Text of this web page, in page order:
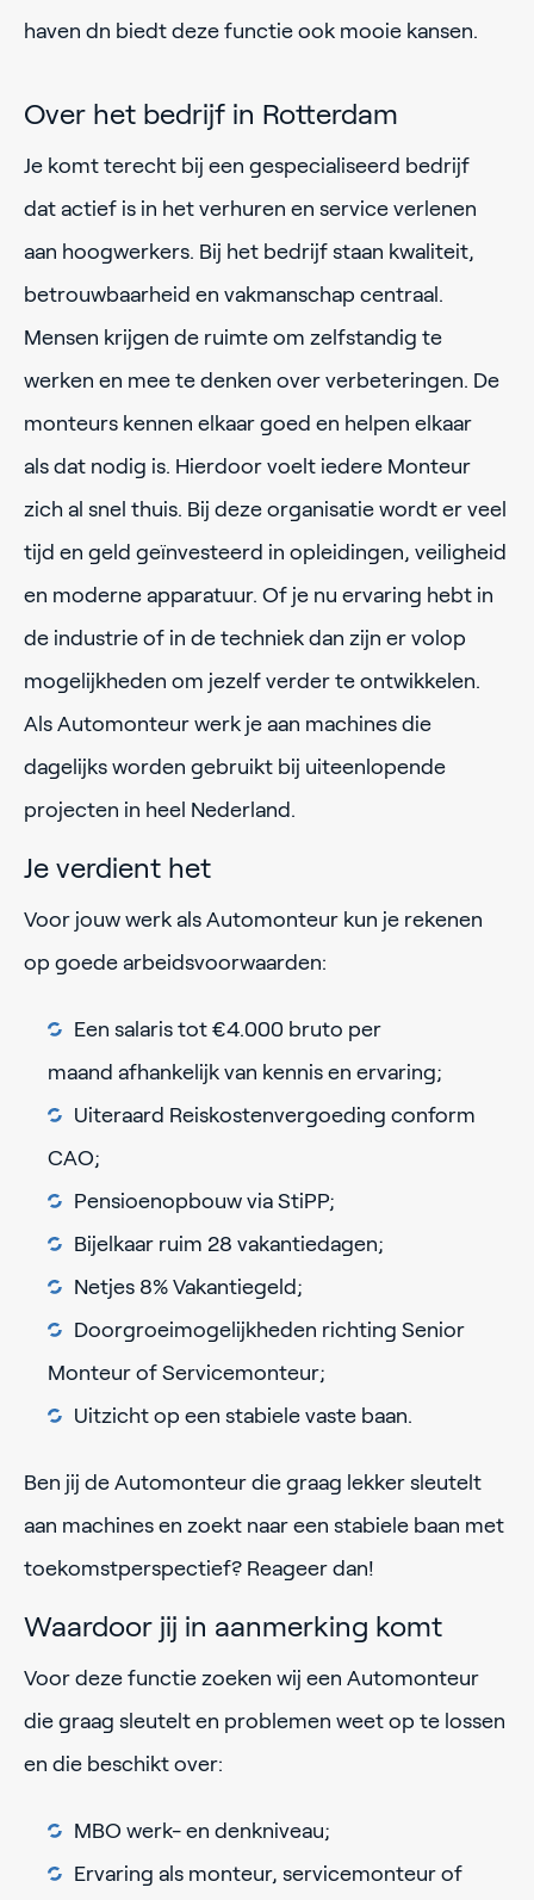
haven dn biedt deze functie ook mooie kansen.
Over het bedrijf in Rotterdam
Je komt terecht bij een gespecialiseerd bedrijf
dat actief is in het verhuren en service verlenen
aan hoogwerkers. Bij het bedrijf staan kwaliteit,
betrouwbaarheid en vakmanschap centraal.
Mensen krijgen de ruimte om zelfstandig te
werken en mee te denken over verbeteringen. De
monteurs kennen elkaar goed en helpen elkaar
als dat nodig is. Hierdoor voelt iedere Monteur
zich al snel thuis. Bij deze organisatie wordt er veel
tijd en geld geïnvesteerd in opleidingen, veiligheid
en moderne apparatuur. Of je nu ervaring hebt in
de industrie of in de techniek dan zijn er volop
mogelijkheden om jezelf verder te ontwikkelen.
Als Automonteur werk je aan machines die
dagelijks worden gebruikt bij uiteenlopende
projecten in heel Nederland.
Je verdient het
Voor jouw werk als Automonteur kun je rekenen
op goede arbeidsvoorwaarden:
Een salaris tot €4.000 bruto per
maand afhankelijk van kennis en ervaring;
Uiteraard Reiskostenvergoeding conform
CAO;
Pensioenopbouw via StiPP;
Bijelkaar ruim 28 vakantiedagen;
Netjes 8% Vakantiegeld;
Doorgroeimogelijkheden richting Senior
Monteur of Servicemonteur;
Uitzicht op een stabiele vaste baan.
Ben jij de Automonteur die graag lekker sleutelt
aan machines en zoekt naar een stabiele baan met
toekomstperspectief? Reageer dan!
Waardoor jij in aanmerking komt
Voor deze functie zoeken wij een Automonteur
die graag sleutelt en problemen weet op te lossen
en die beschikt over:
MBO werk- en denkniveau;
Ervaring als monteur, servicemonteur of